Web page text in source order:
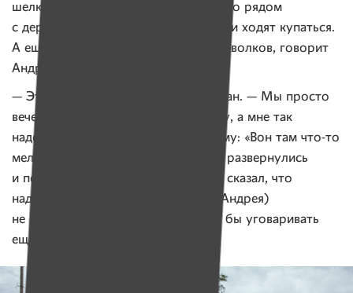
шелком Галины Петровны. О том, что рядом
с деревней есть много озер, куда они ходят купаться.
А еще вчера в лесу они видели двух волков, говорит
Андрей.
— Это я ему сказал, — смеется Богдан. — Мы просто
вечером поехали на великах по лесу, а мне так
надоело педали крутить! Говорю ему: «Вон там что-то
мелькнуло, похоже, волки!» Ну, мы развернулись
и поехали назад. А если б я просто сказал, что
надоело ехать, этот бы (кивает на Андрея)
не согласился возвращаться, начал бы уговаривать
еще проехать.